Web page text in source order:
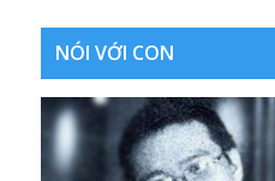
NÓI VỚI CON